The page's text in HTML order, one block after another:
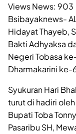
Views News: 903
Bsibayaknews-
Hidayat Thayeb,
Bakti Adhyaksa
Negeri Tobasa
Dharmakarini
Syukuran Hari
turut di hadiri
Bupati Toba
Pasaribu SH,